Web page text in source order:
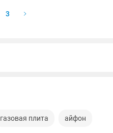
3
газовая плита айфон